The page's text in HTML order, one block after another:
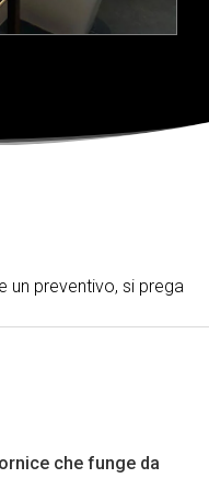
un preventivo, si prega
che funge da